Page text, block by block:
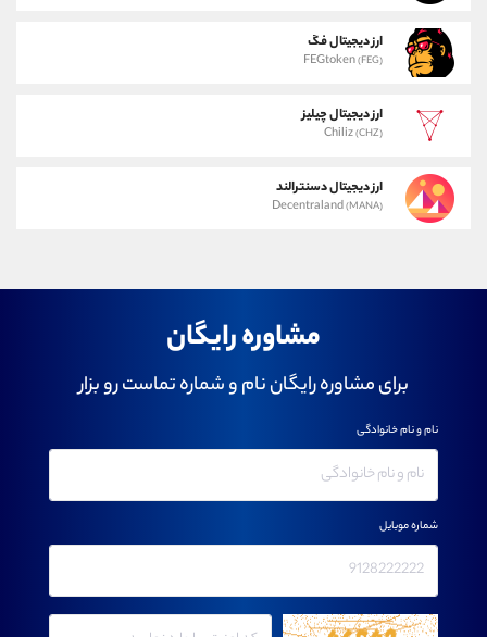
ارز دیجیتال فگ
FEGtoken(FEG)
ارز دیجیتال چیلیز
Chiliz(CHZ)
ارز دیجیتال دسنترالند
Decentraland(MANA)
مشاوره رایگان
برای مشاوره رایگان نام و شماره تماست رو بزار
نام و نام خانوادگی
شماره موبایل